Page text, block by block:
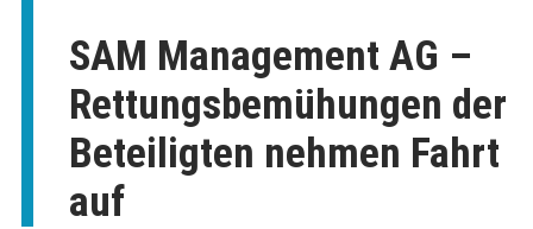
SAM Management AG –
Rettungsbemühungen der
Beteiligten nehmen Fahrt
auf